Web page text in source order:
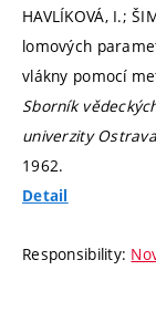
HAVLÍKOVÁ, I.;
lomových
vlákny pomocí
Sborník
univerzity
1962.
Detail
Responsibility: